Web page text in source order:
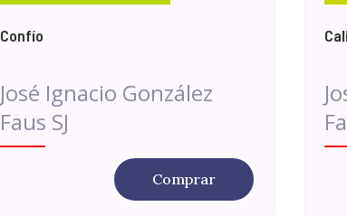
Confío
José Ignacio González
Faus SJ
Comprar